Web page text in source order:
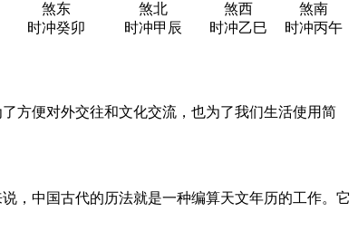
煞东 煞北 煞西
煞南
时冲癸卯 时冲甲辰 时冲乙巳 时冲丙午
方便对外交往和文化交流，也为了我们生活使用简
，中国古代的历法就是一种编算天文年历的工作。它